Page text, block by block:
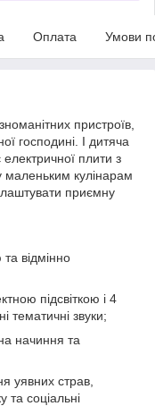
Оплата Умови
пристроїв,
господині. І дитяча
плити з
маленьким кулінарам
приємну
та відмінно
підсвіткою і 4
тематичні звуки;
начиння та
уявних страв,
та соціальні